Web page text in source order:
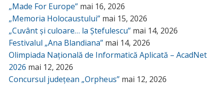
„Made For Europe” mai 16, 2026
„Memoria Holocaustului” mai 15, 2026
„Cuvânt și culoare… la Ștefulescu” mai 14, 2026
Festivalul „Ana Blandiana” mai 14, 2026
Olimpiada Națională de Informatică Aplicată – AcadNet
2026 mai 12, 2026
Concursul județean „Orpheus” mai 12, 2026